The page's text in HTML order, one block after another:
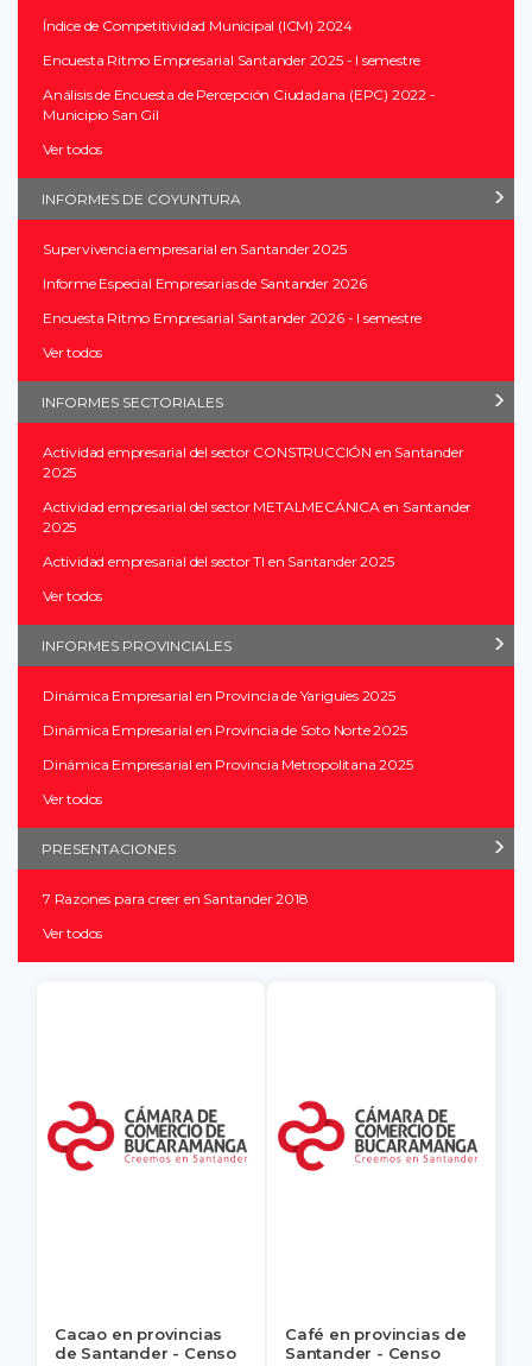
Índice de Competitividad Municipal (ICM) 2024
Encuesta Ritmo Empresarial Santander 2025 - I semestre
Análisis de Encuesta de Percepción Ciudadana (EPC) 2022 -
Municipio San Gil
Ver todos
INFORMES DE COYUNTURA
Supervivencia empresarial en Santander 2025
Informe Especial Empresarias de Santander 2026
Encuesta Ritmo Empresarial Santander 2026 - I semestre
Ver todos
INFORMES SECTORIALES
Actividad empresarial del sector CONSTRUCCIÓN en Santander
2025
Actividad empresarial del sector METALMECÁNICA en Santander
2025
Actividad empresarial del sector TI en Santander 2025
Ver todos
INFORMES PROVINCIALES
Dinámica Empresarial en Provincia de Yariguíes 2025
Dinámica Empresarial en Provincia de Soto Norte 2025
Dinámica Empresarial en Provincia Metropolitana 2025
Ver todos
PRESENTACIONES
7 Razones para creer en Santander 2018
Ver todos
Cacao en provincias
de Santander - Censo
Café en provincias de
Santander - Censo